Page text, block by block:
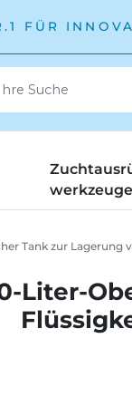
FÜR
werkzeuge
Tank zur Lagerung
Liter-